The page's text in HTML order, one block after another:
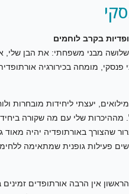
בקרב לוחמים
שלושה מבני משפחתי: את הבן
מומחה בכירורגיה
יעצתי ליחידות מובחרות
מההיכרות שלי עם מה שקורה
שהצורך באורתופדיה יהיה
פעילות גופנית שמתאימה
אין הרבה אורתופדים זמינים